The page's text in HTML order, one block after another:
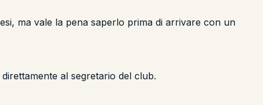
ma vale la pena saperlo prima di arrivare con un
al segretario del club.